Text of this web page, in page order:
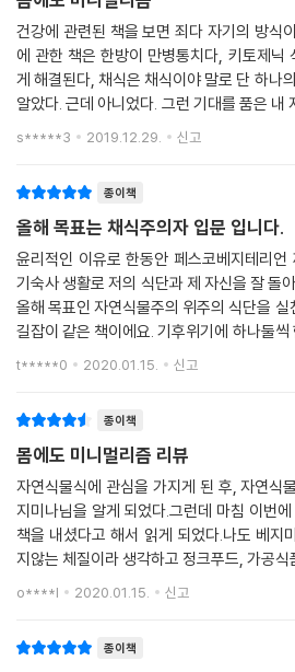
건강에 관련된 책을 보면 죄다 자기의 방식
에 관한 책은 한방이 만병통치다, 키토제닉
게 해결된다, 채식은 채식이야 말로 단 하나
알았다. 근데 아니었다. 그런 기대를 품은 내
실 이런 류의 책들은 읽고 독자가 필요한 부
s*****3 2019.12.29. 신고
종이책
올해 목표는 채식주의자 입문 입니다.
윤리적인 이유로 한동안 페스코베지테리
기숙사 생활로 저의 식단과 제 자신을 잘 돌
올해 목표인 자연식물주의 위주의 식단을
길잡이 같은 책이에요. 기후위기에 하나둘
번지고 있는데요, 막연한 사람들에게 동기부
t*****0 2020.01.15. 신고
종이책
몸에도 미니멀리즘 리뷰
자연식물식에 관심을 가지게 된 후, 자연식
지미나님을 알게 되었다.그런데 마침 이번
책을 내셨다고 해서 읽게 되었다.나도 베지
지않는 체질이라 생각하고 정크푸드, 가공식
몇년을 그렇게 살다보니 이제는 점점 배도
o****l 2020.01.15. 신고
종이책